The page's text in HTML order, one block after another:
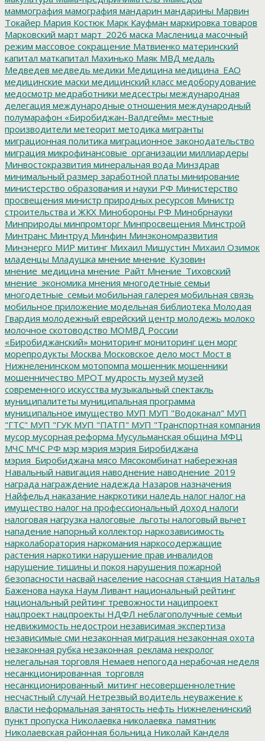
маммография мамография мандарин мандарины Марвин
Токайер Мария Костюк Марк Кауфман маркировка товаров
Марковский март март_2026 маска Масленица масочный
режим массовое сокращение Матвиенко материнский
капитал маткапитал Махинько Маяк МВД медаль
Медведев медведь медики Медицина медицина_ЕАО
медицинские маски медицинский класс медоборудование
медосмотр медработники медсестры международная
делегация международные отношения международный
полумарафон «Биробиджан-Валдгейм» местные
производители метеорит методика мигранты
миграционная политика миграционное законодательство
миграция микрофинансовые_организации миллиардеры
Минвостокразвития минеральная вода Минздрав
минимальный размер заработной платы минирование
министерство образования и науки РФ Министерство
просвещения министр природных ресурсов Министр
строительства и ЖКХ Минобороны РФ Минобрнауки
Минприроды минпромторг Минпросвещения Минстрой
Минтранс Минтруд Минфин Минэкономразвития
Минэнерго МИР митинг Михаил Мишустин Михаил Озимок
младенцы Младушка мнение мнение_Кузовин
мнение_медицина мнение_Райт Мнение_Тиховский
мнение_экономика мнения многодетные семьи
многодетные_семьи мобильная галерея мобильная связь
мобильное приложение модельная библиотека Молодая
Гвардия молодежный еврейский центр молодежь молоко
молочное скотоводство МОМВД России
«Биробиджанский» мониторинг мониторинг цен морг
морепродукты Москва Московское дело мост Мост в
Нижнеленинском мотопомпа мошенник мошенники
мошенничество МРОТ мудрость музей музей
современного искусства музыкальный спектакль
муниципалитеты муниципальная программа
муниципальное имущество МУП МУП "Водоканал" МУП
"ГТС" МУП "ГУК МУП "ПАТП" МУП "Транспортная компания
мусор мусорная реформа Мусульманская община МФЦ
МЧС МЧС РФ мэр мэрия мэрия Биробиджана
мэрия_Биробиджана мясо Мясокомбинат набережная
Навальный навигация наводнение наводнение_2019
награда награждение надежда Назаров назначения
Найфельд наказание накркотики наледь налог налог на
имущество налог на профессиональный доход налоги
налоговая нагрузка налоговые_льготы налоговый вычет
нападение напорный коллектор наркозависимость
нарколаборатория наркомания наркосодержащие
растения наркотики нарушение прав инвалидов
нарушение тишины и покоя нарушения пожарной
безопасности насвай население насосная станция Наталья
Баженова наука Наум Ливант национальный рейтинг
национальный рейтинг тревожности наципроект
нацпроект нацпроекты НДФЛ неблагополучные семьи
недвижимость недострои независимая экспертиза
независимые сми незаконная миграция незаконная охота
незаконная рубка незаконная_реклама некролог
нелегальная торговля Немаев непогода нерабочая неделя
несанкционированная_торговля
несанкционированный_митинг несовершеннолетние
несчастный случай Нетрезвый водитель неуважение к
власти неформальная занятость нефть Нижнеленинский
пункт пропуска Николаевка николаевка_памятник
Николаевская районная больница Николай Канделя